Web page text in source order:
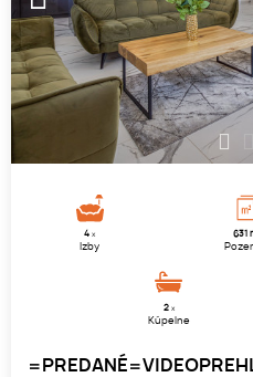
4x
Izby
631
2 x
Kúpelne